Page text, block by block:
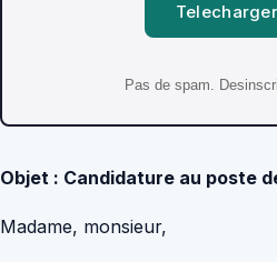
Pas de spam.
Objet : Candidature au poste
Madame, monsieur,